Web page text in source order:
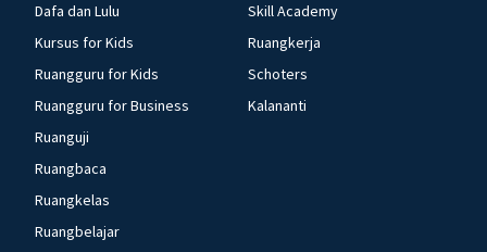
Dafa dan Lulu
Kursus for Kids
Ruangguru for Kids
Ruangguru for Business
Ruanguji
Ruangbaca
Ruangkelas
Ruangbelajar
Skill Academy
Ruangkerja
Schoters
Kalananti